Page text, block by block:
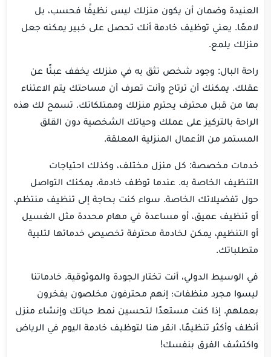
العنيدة وضمان أن يكون منزلك ليس نظيفًا فحسب، بل
لامعًا. يعني توظيف خادمة أنك تحصل على خبير يمكنه جعل
منزلك يلمع.
راحة البال: وجود شخص تثق به في منزلك يخفف عبئًا عن
عقلك. يمكنك أن ترتاح وأنت تعرف أن مساحتك يتم الاعتناء
بها من قبل محترف يحترم منزلك وممتلكاتك. تسمح لك هذه
الراحة بالتركيز على عملك وحياتك الشخصية دون القلق
المستمر من الأعمال المنزلية المعلقة.
خدمات مخصصة: كل منزل مختلف، وكذلك احتياجات
التنظيف الخاصة به. عندما توظف خادمة، يمكنك التواصل
حول تفضيلاتك الخاصة. سواء كنت بحاجة إلى تنظيف منتظم،
أو تنظيف عميق، أو مساعدة في مهام محددة مثل الغسيل
أو التنظيم، يمكن لخادمة محترفة تخصيص خدماتها لتلبية
متطلباتك.
في الوسيط الدولي، أنت تختار الجودة والموثوقية. خادماتنا
ليسوا مجرد منظفات؛ إنهم محترفون مخلصون يفخرون
بعملهم. إذا كنت مستعدًا لتحسين نمط حياتك وإنشاء منزل
أنظف وأكثر تنظيمًا، انقر هنا لتوظيف خادمة اليوم في الرياض
واكتشف الفرق بنفسك!